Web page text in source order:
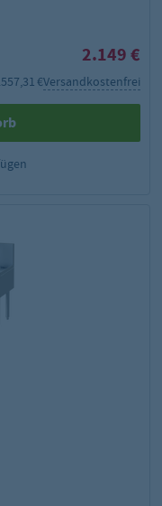
2.149 €
€Versandkostenfrei